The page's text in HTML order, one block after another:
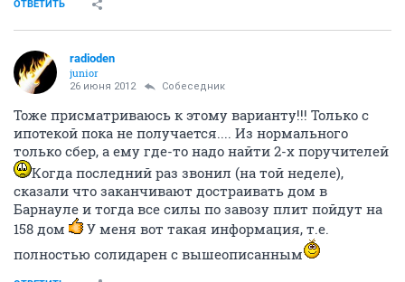
ОТВЕТИТЬ
radioden
junior
26 июня 2012 Собеседник
Тоже присматриваюсь к этому варианту!!! Только с
ипотекой пока не получается.... Из нормального
только сбер, а ему где-то надо найти 2-х поручителей
Когда последний раз звонил (на той неделе),
сказали что заканчивают достраивать дом в
Барнауле и тогда все силы по завозу плит пойдут на
158 дом
У меня вот такая информация, т.е.
полностью солидарен с вышеописанным